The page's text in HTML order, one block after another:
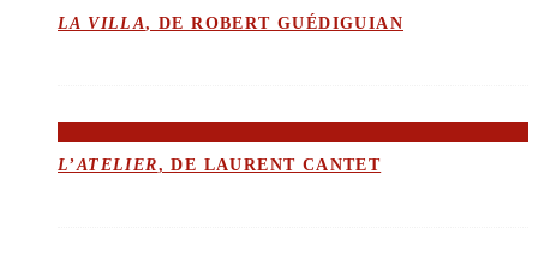
LA VILLA, DE ROBERT GUÉDIGUIAN
L’ATELIER, DE LAURENT CANTET